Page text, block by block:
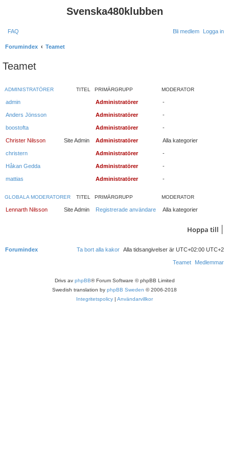
Svenska480klubben
FAQ Logga in
Bli medlem
Forumindex Teamet
Teamet
TITEL
ADMINISTRATÖRER PRIMÄRGRUPP MODERATOR
admin Administratörer -
Anders Jönsson Administratörer -
boostofta Administratörer -
Site Admin
Christer Nilsson Administratörer Alla kategorier
christern Administratörer -
Håkan Gedda Administratörer -
mattias Administratörer -
TITEL
GLOBALA MODERATORER PRIMÄRGRUPP MODERATOR
Site Admin
Lennarth Nilsson Registrerade användare Alla kategorier
Hoppa till
Forumindex Alla tidsangivelser är UTC+02:00 UTC+2
Ta bort alla kakor
Medlemmar
Teamet
Drivs av phpBB® Forum Software © phpBB Limited
Swedish translation by phpBB Sweden © 2006-2018
Integritetspolicy | Användarvillkor